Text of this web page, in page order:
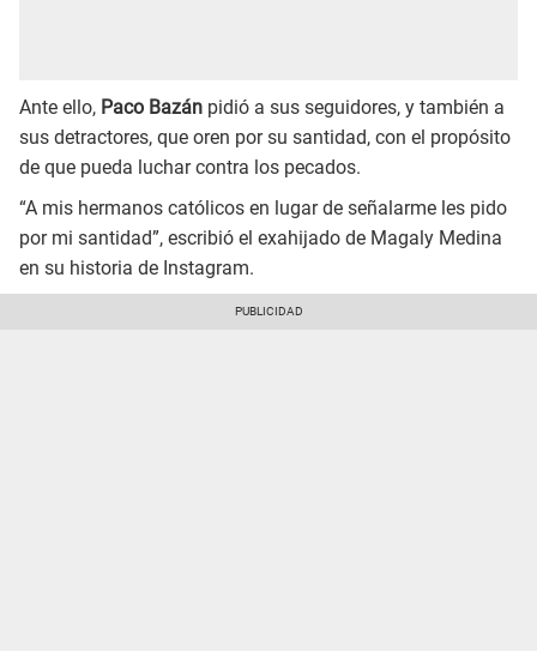
Ante ello, Paco Bazán pidió a sus seguidores, y también a
sus detractores, que oren por su santidad, con el propósito
de que pueda luchar contra los pecados.
“A mis hermanos católicos en lugar de señalarme les pido
por mi santidad”, escribió el exahijado de Magaly Medina
en su historia de Instagram.